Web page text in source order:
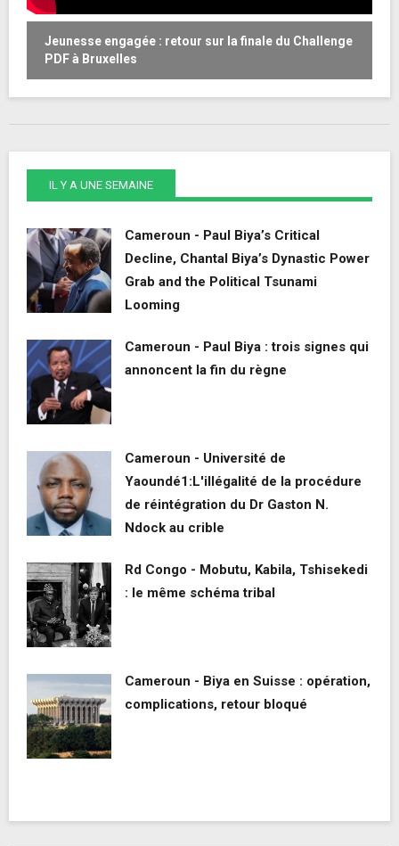
Jeunesse engagée : retour sur la finale du Challenge
PDF à Bruxelles
IL Y A UNE SEMAINE
Cameroun - Paul Biya’s Critical
Decline, Chantal Biya’s Dynastic Power
Grab and the Political Tsunami
Looming
Cameroun - Paul Biya : trois signes qui
annoncent la fin du règne
Cameroun - Université de
Yaoundé1:L'illégalité de la procédure
de réintégration du Dr Gaston N.
Ndock au crible
Rd Congo - Mobutu, Kabila, Tshisekedi
: le même schéma tribal
Cameroun - Biya en Suisse : opération,
complications, retour bloqué